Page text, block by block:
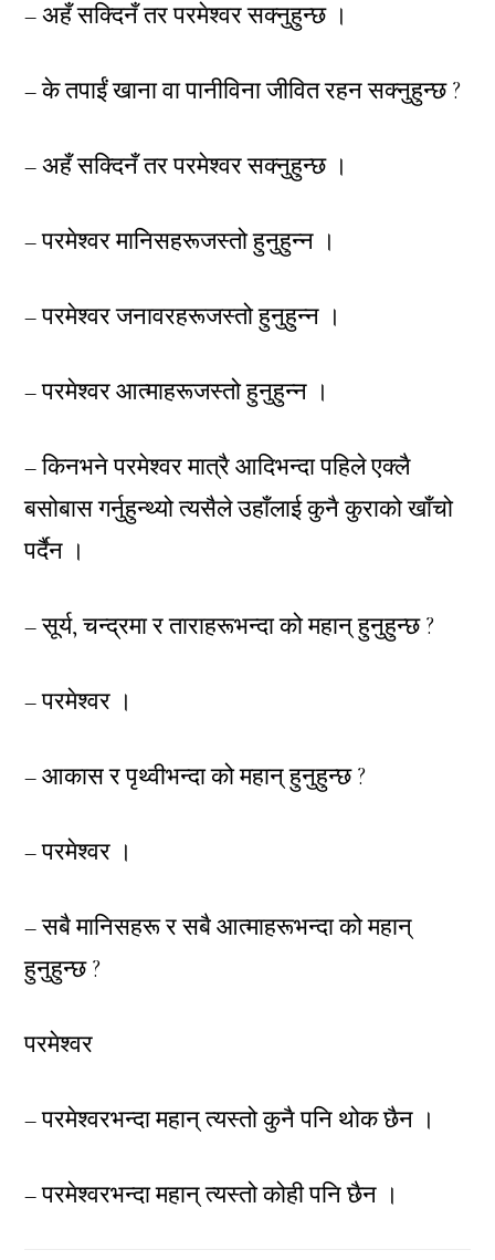
– अहँ सक्दिनँ तर परमेश्वर सक्नुहुन्छ ।
– के तपाईं खाना वा पानीविना जीवित रहन सक्नुहुन्छ ?
– अहँ सक्दिनँ तर परमेश्वर सक्नुहुन्छ ।
– परमेश्वर मानिसहरूजस्तो हुनुहुन्न ।
– परमेश्वर जनावरहरूजस्तो हुनुहुन्न ।
– परमेश्वर आत्माहरूजस्तो हुनुहुन्न ।
– किनभने परमेश्वर मात्रै आदिभन्दा पहिले एक्लै
बसोबास गर्नुहुन्थ्यो त्यसैले उहाँलाई कुनै कुराको खाँचो
पर्दैन ।
– सूर्य, चन्द्रमा र ताराहरूभन्दा को महान् हुनुहुन्छ ?
– परमेश्वर ।
– आकास र पृथ्वीभन्दा को महान् हुनुहुन्छ ?
– परमेश्वर ।
– सबै मानिसहरू र सबै आत्माहरूभन्दा को महान्
हुनुहुन्छ ?
परमेश्वर
– परमेश्वरभन्दा महान् त्यस्तो कुनै पनि थोक छैन ।
– परमेश्वरभन्दा महान् त्यस्तो कोही पनि छैन ।